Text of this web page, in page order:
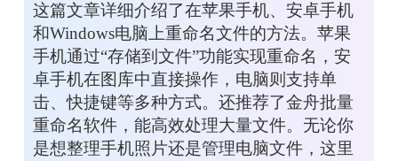
这篇文章详细介绍了在苹果手机、安卓手机
和Windows电脑上重命名文件的方法。苹果
手机通过“存储到文件”功能实现重命名，安
卓手机在图库中直接操作，电脑则支持单
击、快捷键等多种方式。还推荐了金舟批量
重命名软件，能高效处理大量文件。无论你
是想整理手机照片还是管理电脑文件，这里